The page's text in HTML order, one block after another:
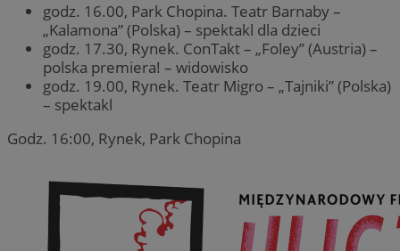
godz. 16.00, Park Chopina. Teatr Barnaby –
„Kalamona” (Polska) – spektakl dla dzieci
godz. 17.30, Rynek. ConTakt – „Foley” (Austria) –
polska premiera! – widowisko
godz. 19.00, Rynek. Teatr Migro – „Tajniki” (Polska)
– spektakl
Godz. 16:00, Rynek, Park Chopina